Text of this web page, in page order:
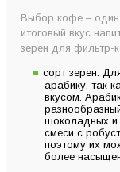
Выбор кофе –
итоговый вкус
зерен для фильтр-
сорт зерен.
арабику, так
вкусом.
шоколадных и
смеси с
поэтому их
более